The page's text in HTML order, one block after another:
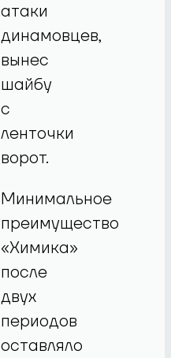
атаки
динамовцев,
вынес
шайбу
с
ленточки
ворот.
Минимальное
преимущество
«Химика»
после
двух
периодов
оставляло